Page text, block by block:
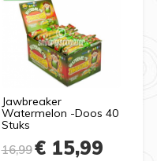
Jawbreaker
Watermelon -Doos 40
Stuks
16,99€ 15,99